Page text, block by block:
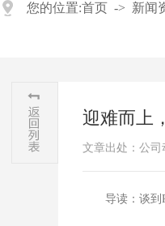
您的位置:首页 -> 新闻
迎难而上
文章出处：公司
导读：谈到